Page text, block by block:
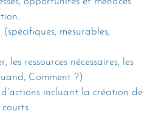
mesurables,
les ressources nécessaires, les
Comment ?)
incluant la création de